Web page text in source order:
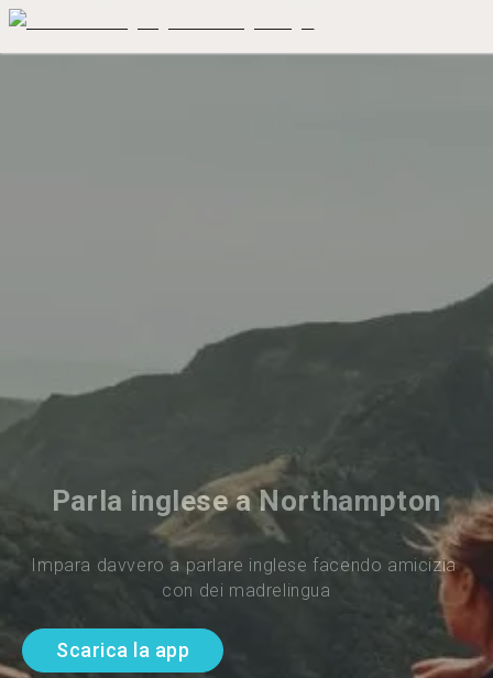
Parla inglese a Northampton
Impara davvero a parlare inglese facendo amicizia
con dei madrelingua
Scarica la app